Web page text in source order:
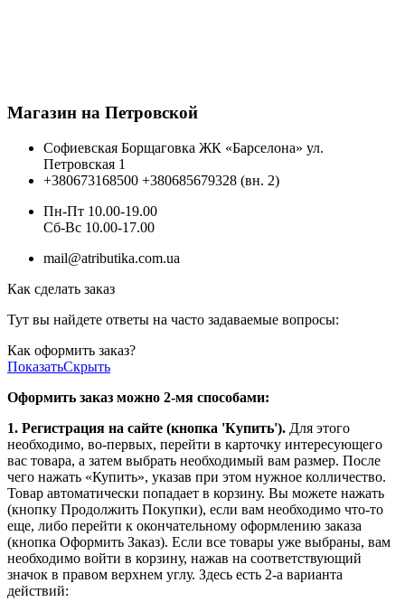
Магазин на Петровской
Софиевская Борщаговка ЖК «Барселона» ул.
Петровская 1
+380673168500 +380685679328 (вн. 2)
Пн-Пт 10.00-19.00
Cб-Вс 10.00-17.00
mail@atributika.com.ua
Как сделать заказ
Тут вы найдете ответы на часто задаваемые вопросы:
Как оформить заказ?
ПоказатьСкрыть
Оформить заказ можно 2-мя способами:
1. Регистрация на сайте (кнопка 'Купить'). Для этого
необходимо, во-первых, перейти в карточку интересующего
вас товара, а затем выбрать необходимый вам размер. После
чего нажать «Купить», указав при этом нужное колличество.
Товар автоматически попадает в корзину. Вы можете нажать
(кнопку Продолжить Покупки), если вам необходимо что-то
еще, либо перейти к окончательному оформлению заказа
(кнопка Оформить Заказ). Если все товары уже выбраны, вам
необходимо войти в корзину, нажав на соответствующий
значок в правом верхнем углу. Здесь есть 2-а варианта
действий: